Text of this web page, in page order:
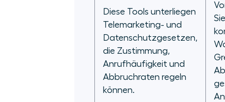
Diese Tools unterliegen
Telemarketing- und
Datenschutzgesetzen,
die Zustimmung,
Anrufhäufigkeit und
Abbruchraten regeln
können.